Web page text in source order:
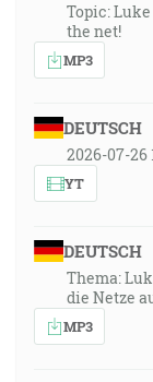
Topic:
the net!
MP3
DEUTSCH
2026-07-26
YT
DEUTSCH
Thema:
die Netze
MP3